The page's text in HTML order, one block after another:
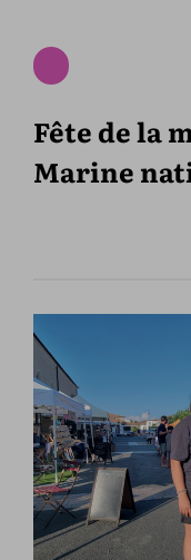
Fête de la
Marine